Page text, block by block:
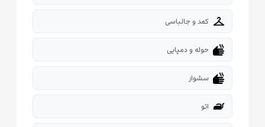
checkroom کمد و جالباسی
dry حوله و دمپایی
dry سشوار
iron اتو